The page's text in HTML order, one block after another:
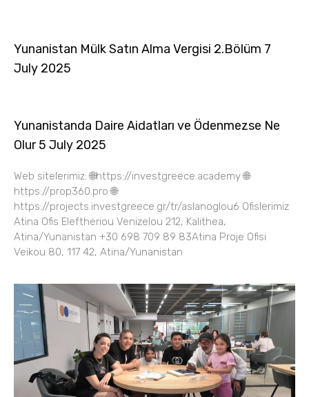
Yunanistan Mülk Satın Alma Vergisi 2.Bölüm 7
July 2025
Yunanistanda Daire Aidatları ve Ödenmezse Ne
Olur 5 July 2025
Web sitelerimiz: 🌐https://investgreece.academy 🌐
https://prop360.pro 🌐
https://projects.investgreece.gr/tr/aslanoglou6 Ofislerimiz
Atina Ofis Eleftheriou Venizelou 212, Kalithea,
Atina/Yunanistan +30 698 709 89 83Atina Proje Ofisi
Veikou 80, 117 42, Atina/Yunanistan